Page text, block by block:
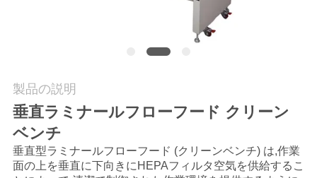
理
連
絡
製品の説明
垂直ラミナールフローフード クリーン
ベンチ
垂直型ラミナールフローフード (クリーンベンチ) は,作業
面の上を垂直に下向きにHEPAフィルタ空気を供給するこ